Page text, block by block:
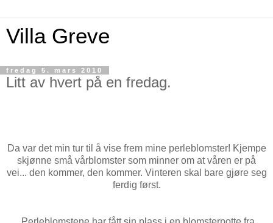
Villa Greve
fredag 5. mars 2010
Litt av hvert på en fredag.
Da var det min tur til å vise frem mine perleblomster! Kjempe
skjønne små vårblomster som minner om at våren er på
vei... den kommer, den kommer. Vinteren skal bare gjøre seg
ferdig først.